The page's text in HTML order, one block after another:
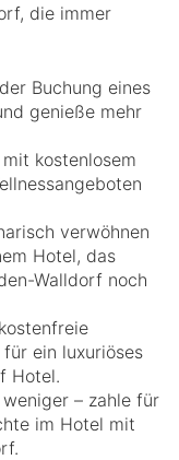
die immer
Buchung eines
genieße mehr
kostenlosem
verwöhnen
Hotel, das
Walldorf noch
ein luxuriöses
Hotel.
– zahle für
im Hotel mit